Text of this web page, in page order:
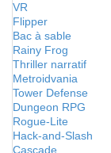
VR
Flipper
Bac à sable
Rainy Frog
Thriller narratif
Metroidvania
Tower Defense
Dungeon RPG
Rogue-Lite
Hack-and-Slash
Cascade